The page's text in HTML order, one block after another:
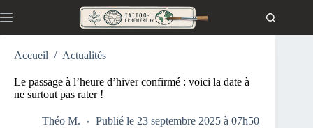
au
Accueil / Actualités
Le passage à l’heure d’hiver confirmé : voici la date à
ne surtout pas rater !
Théo M. Publié le 23 septembre 2025 à 07h50